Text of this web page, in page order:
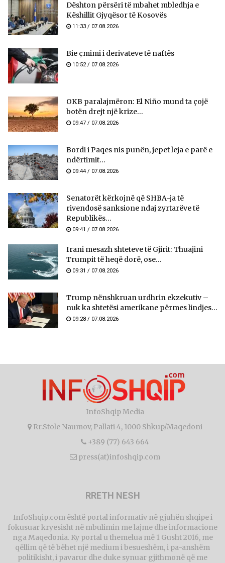
​Dështon përsëri të mbahet mbledhja e
Këshillit Gjyqësor të Kosovës
11:33 / 07.08.2026
Bie çmimi i derivateve të naftës
10:52 / 07.08.2026
OKB paralajmëron: El Niño mund ta çojë
botën drejt një krize...
09:47 / 07.08.2026
Bordi i Paqes nis punën, jepet leja e parë e
ndërtimit...
09:44 / 07.08.2026
Senatorët kërkojnë që SHBA-ja të
rivendosë sanksione ndaj zyrtarëve të
Republikës...
09:41 / 07.08.2026
Irani mesazh shteteve të Gjirit: Thuajini
Trumpit të heqë dorë, ose...
09:31 / 07.08.2026
Trump nënshkruan urdhrin ekzekutiv –
nuk ka shtetësi amerikane përmes lindjes...
09:28 / 07.08.2026
InfoShqip Media
Rr.Stole Naumov, Pallati 4, 1000 Shkup/Maqedoni
+389 (77) 643 664
press(at)infoshqip.com
RRETH NESH
InfoShqip.com është portal informativ në gjuhën shqipe i
fokusuar kryesisht në mbulimin me lajme dhe informacione
nga Maqedonia. Ky portal u themelua më 1 Gusht 2016, me
qëllim që të bëhet një medium i besueshëm, i pa-anshëm
politikisht, i pavarur dhe duke synuar gjithmonë që me